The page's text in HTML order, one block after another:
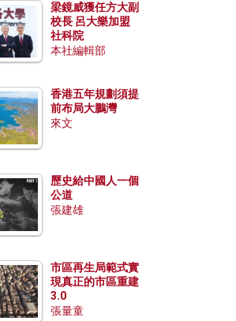
梁鏡威獲任方大副
校長 呂大樂加盟
社科院
本社編輯部
香港五年規劃須提
前布局大鵬灣
來文
歷史給中國人一個
公道
張建雄
市區再生局範式實
現真正的市區重建
3.0
張量童